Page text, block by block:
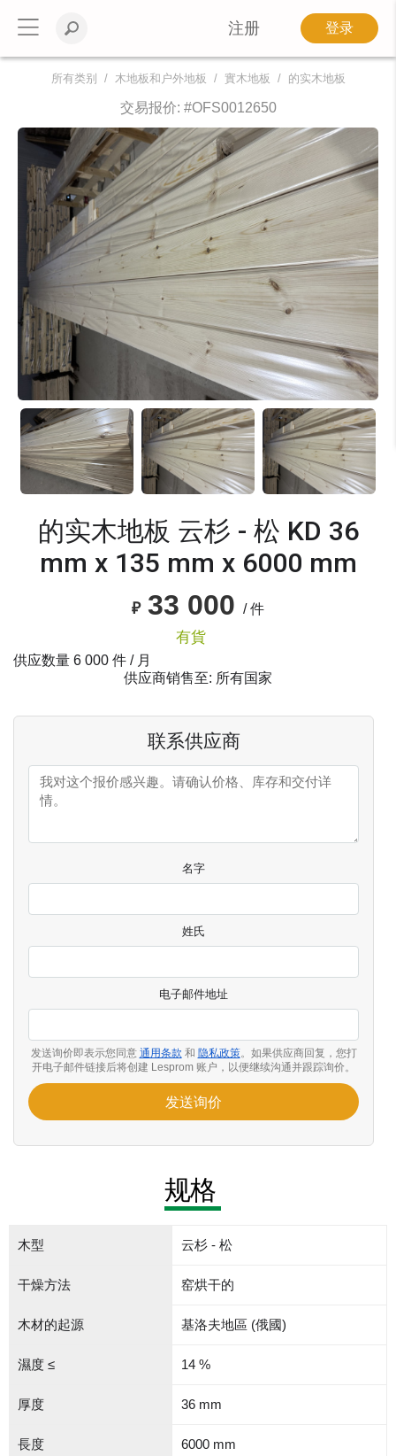
注册 登录
所有类别 木地板和户外地板 實木地板 的实木地板
交易报价: #OFS0012650
的实木地板 云杉 - 松 KD 36
mm x 135 mm x 6000 mm
₽ 33 000 / 件
有貨
供应数量 6 000 件 / 月
供应商销售至: 所有国家
联系供应商
名字
姓氏
电子邮件地址
发送询价即表示您同意 通用条款 和 隐私政策。如果供应商回复，您打
开电子邮件链接后将创建 Lesprom 账户，以便继续沟通并跟踪询价。
发送询价
规格
木型 云杉 - 松
干燥方法 窑烘干的
木材的起源 基洛夫地區 (俄國)
濕度 ≤ 14 %
厚度 36 mm
長度 6000 mm